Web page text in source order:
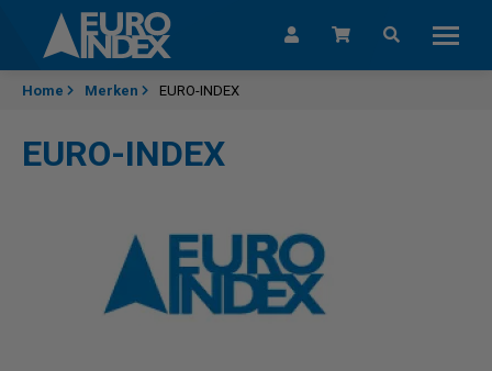
Skip to content
Home Merken EURO-INDEX
EURO-INDEX